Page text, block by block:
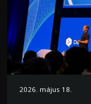
2026. május 18.